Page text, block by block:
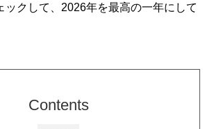
ックして、2026年を最高の一年にして
Contents